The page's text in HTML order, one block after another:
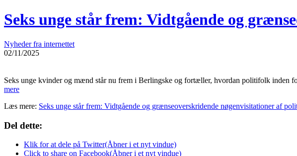
Seks unge står frem: Vidtgående og
Nyheder fra internettet
02/11/2025
Seks unge kvinder og mænd står nu frem i Berlingske og fortæller, hvordan politifolk inden
mere
Læs mere: Seks unge står frem: Vidtgående og grænseoverskridende nøgenvisitationer af
Del dette:
Klik for at dele på Twitter(Åbner i et nyt vindue)
Click to share on Facebook(Åbner i et nyt vindue)